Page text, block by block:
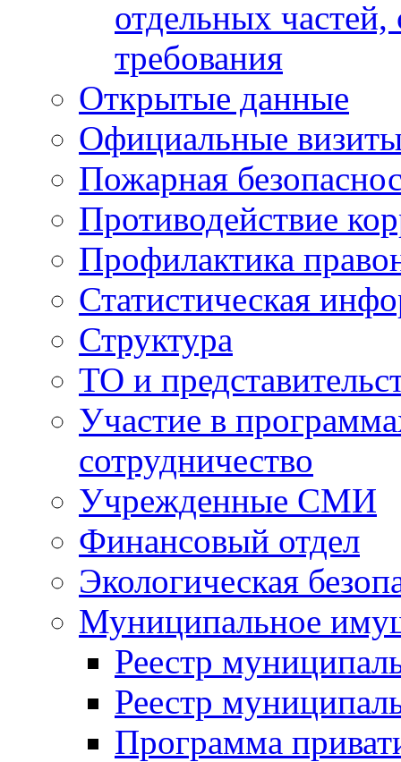
отдельных
требования
Открытые данные
Официальные
Пожарная
Противодействие
Профилактика
Статистическая
Структура
ТО и
Участие в
сотрудничество
Учрежденные СМИ
Финансовый отдел
Экологическая
Муниципальное
Реестр
Реестр
Программа